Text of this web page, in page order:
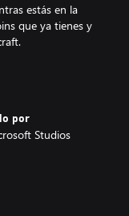
estás en la
que ya tienes y
final
por
Studios